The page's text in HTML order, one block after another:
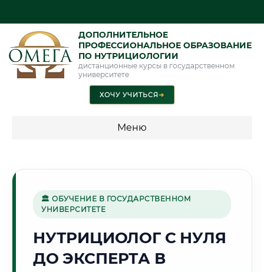
ДОПОЛНИТЕЛЬНОЕ
ПРОФЕССИОНАЛЬНОЕ ОБРАЗОВАНИЕ
ПО НУТРИЦИОЛОГИИ
дистанционные курсы в государственном
университете
ХОЧУ УЧИТЬСЯ➜
Меню
🌟
Г. АСТАНА
🏛 ОБУЧЕНИЕ В ГОСУДАРСТВЕННОМ
УНИВЕРСИТЕТЕ
НУТРИЦИОЛОГ С НУЛЯ
ДО ЭКСПЕРТА В